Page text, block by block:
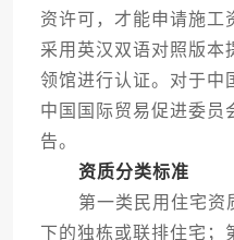
资许可，才能申请施工
采用英汉双语对照版本
领馆进行认证。对于中
中国国际贸易促进委员
告。
资质分类标准
第一类民用住宅资
下的独栋或联排住宅；